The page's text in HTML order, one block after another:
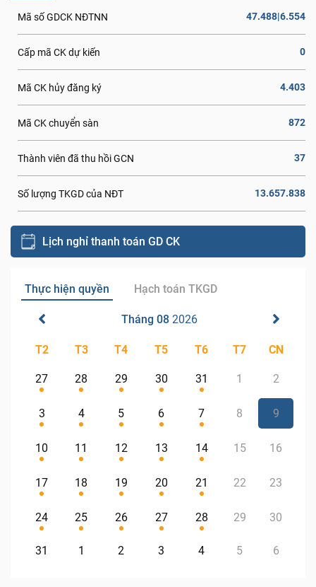
Mã số GDCK NĐTNN 47.488|6.554
Cấp mã CK dự kiến 0
Mã CK hủy đăng ký 4.403
Mã CK chuyển sàn 872
Thành viên đã thu hồi GCN 37
Số lượng TKGD của NĐT 13.657.838
Lịch nghỉ thanh toán GD CK
Thực hiện quyền Hạch toán TKGD
Tháng 08 2026
T2 T3 T4 T5 T6 T7 CN
27 28 29 30 31 1 2
3 4 5 6 7 8 9
10 11 12 13 14 15 16
17 18 19 20 21 22 23
24 25 26 27 28 29 30
31 1 2 3 4 5 6